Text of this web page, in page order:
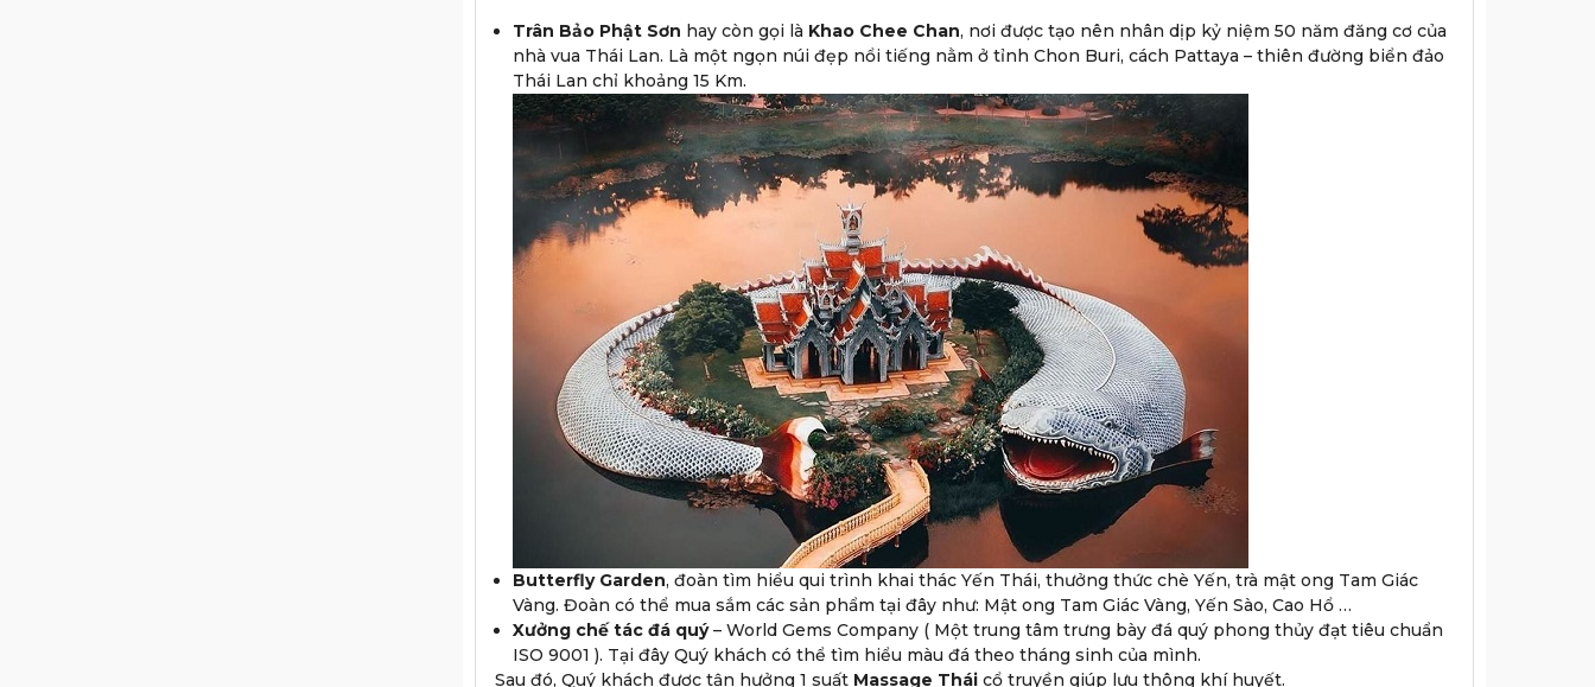
Trân Bảo Phật Sơn hay còn gọi là Khao Chee Chan, nơi được tạo nên nhân dịp kỷ niệm 50 năm đăng cơ của
nhà vua Thái Lan. Là một ngọn núi đẹp nổi tiếng nằm ở tỉnh Chon Buri, cách Pattaya – thiên đường biển đảo
Thái Lan chỉ khoảng 15 Km.
Butterfly Garden, đoàn tìm hiểu qui trình khai thác Yến Thái, thưởng thức chè Yến, trà mật ong Tam Giác
Vàng. Đoàn có thể mua sắm các sản phẩm tại đây như: Mật ong Tam Giác Vàng, Yến Sào, Cao Hổ …
Xưởng chế tác đá quý– World Gems Company ( Một trung tâm trưng bày đá quý phong thủy đạt tiêu chuẩn
ISO 9001 ). Tại đây Quý khách có thể tìm hiểu màu đá theo tháng sinh của mình.
Sau đó, Quý khách được tận hưởng 1 suất Massage Tháicổ truyền giúp lưu thông khí huyết.